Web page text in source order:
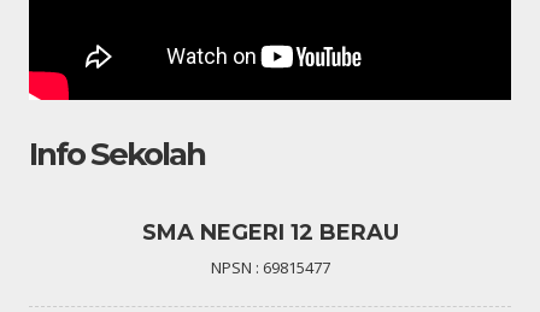
Info Sekolah
SMA NEGERI 12 BERAU
NPSN : 69815477